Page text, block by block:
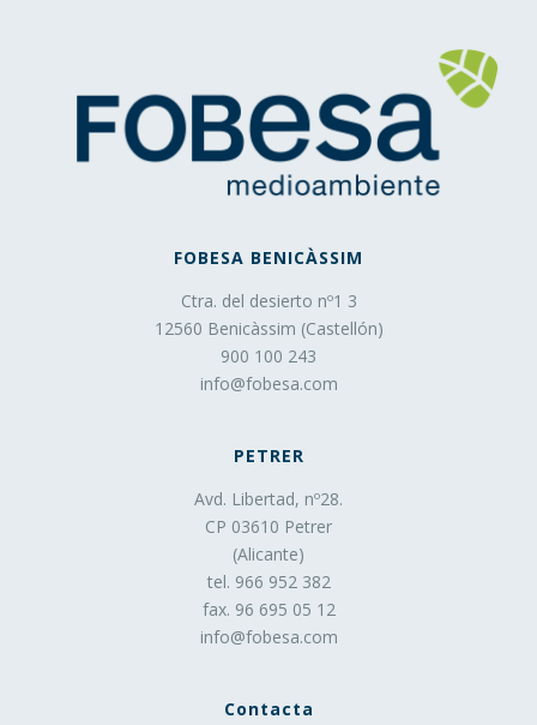
FOBESA BENICÀSSIM
Ctra. del desierto nº1 3
12560 Benicàssim (Castellón)
900 100 243
info@fobesa.com
PETRER
Avd. Libertad, nº28.
CP 03610 Petrer
(Alicante)
tel. 966 952 382
fax. 96 695 05 12
info@fobesa.com
Contacta